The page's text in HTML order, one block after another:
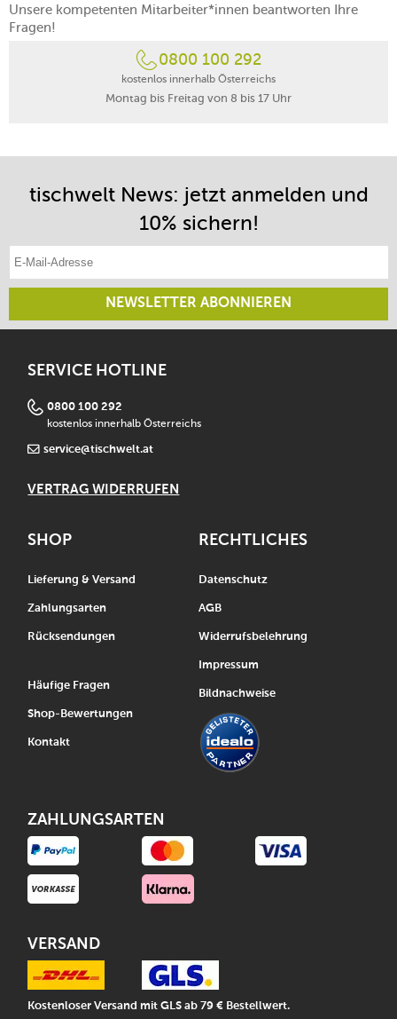
Unsere kompetenten Mitarbeiter*innen beantworten Ihre
Fragen!
0800 100 292
kostenlos innerhalb Österreichs
Montag bis Freitag von 8 bis 17 Uhr
tischwelt News: jetzt anmelden und
10% sichern!
NEWSLETTER ABONNIEREN
SERVICE HOTLINE
0800 100 292
kostenlos innerhalb Österreichs
service@tischwelt.at
VERTRAG WIDERRUFEN
SHOP
Lieferung & Versand
Zahlungsarten
Rücksendungen
Häufige Fragen
Shop-Bewertungen
Kontakt
RECHTLICHES
Datenschutz
AGB
Widerrufsbelehrung
Impressum
Bildnachweise
ZAHLUNGSARTEN
VERSAND
Kostenloser Versand mit GLS ab 79 € Bestellwert.